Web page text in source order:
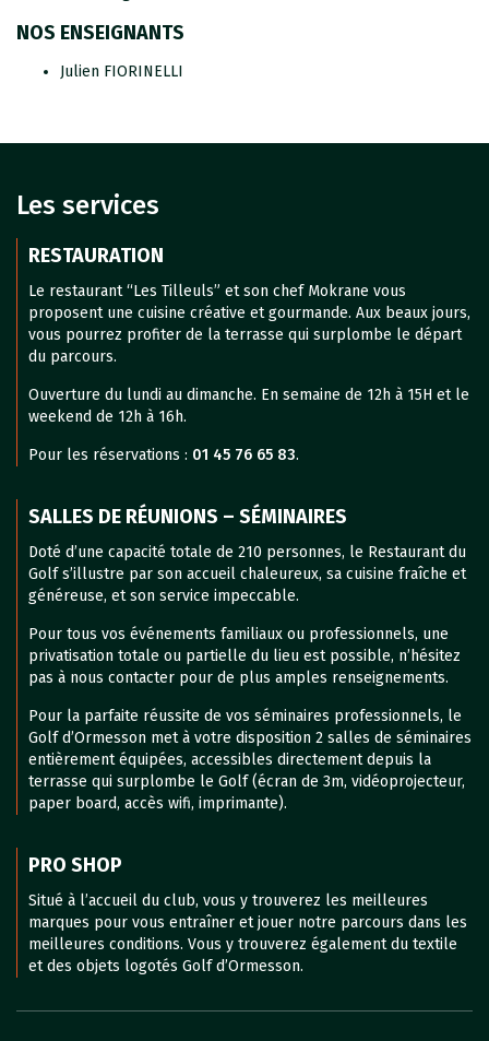
NOS ENSEIGNANTS
Julien FIORINELLI
Les services
RESTAURATION
Le restaurant “Les Tilleuls” et son chef Mokrane vous
proposent une cuisine créative et gourmande. Aux beaux jours,
vous pourrez profiter de la terrasse qui surplombe le départ
du parcours.
Ouverture du lundi au dimanche. En semaine de 12h à 15H et le
weekend de 12h à 16h.
Pour les réservations : 01 45 76 65 83.
SALLES DE RÉUNIONS – SÉMINAIRES
Doté d’une capacité totale de 210 personnes, le Restaurant du
Golf s’illustre par son accueil chaleureux, sa cuisine fraîche et
généreuse, et son service impeccable.
Pour tous vos événements familiaux ou professionnels, une
privatisation totale ou partielle du lieu est possible, n’hésitez
pas à nous contacter pour de plus amples renseignements.
Pour la parfaite réussite de vos séminaires professionnels, le
Golf d’Ormesson met à votre disposition 2 salles de séminaires
entièrement équipées, accessibles directement depuis la
terrasse qui surplombe le Golf (écran de 3m, vidéoprojecteur,
paper board, accès wifi, imprimante).
PRO SHOP
Situé à l’accueil du club, vous y trouverez les meilleures
marques pour vous entraîner et jouer notre parcours dans les
meilleures conditions. Vous y trouverez également du textile
et des objets logotés Golf d’Ormesson.